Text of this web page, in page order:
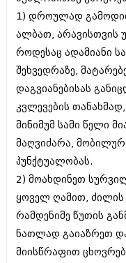
კულინარია
ავტორჩევები
ბელადები
ბიზნესსიახლეები
გვარები
თემიდას სასწორი
იუმორი
კალეიდოსკოპი
ჰოროსკოპი და
კრიმინალი
ბიზნესსიახლეები
გვარები
თემიდას სასწორი
იუმორი
კალეიდოსკოპი
ჰოროსკოპი და
კრიმინალი
რომანი და
სახალისო ამბები
შოუბიზნესი
1) დროულად
ალბათ, არავისთვის
როდესაც ადამიანი
შეხვედრაზე,
დაგვიანებისას
კვლევების
მინიმუმ სამი წელი
მაღვიძარა,
პუნქტუალობას.
2) მოახდინეთ
ყოველ ღამით, ძილის
რამდენიმე წუთის
ნათლად გაიაზრეთ
მიისწრაფით